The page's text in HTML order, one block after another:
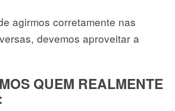
agirmos corretamente nas
devemos aproveitar a
QUEM REALMENTE
: